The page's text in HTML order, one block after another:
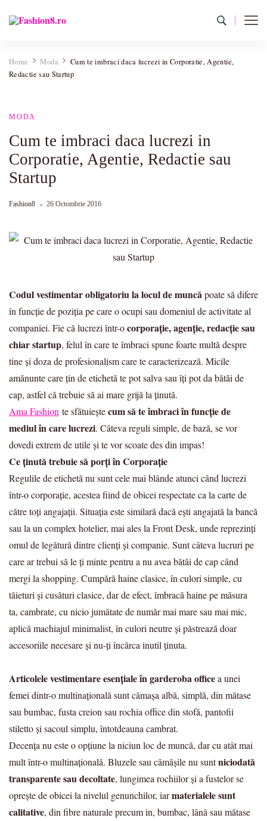
poze cu modele de manichiuri!❤️
Home Moda
Cum te imbraci daca lucrezi in Corporatie, Agentie,
Redactie sau Startup
MODA
Cum te imbraci daca lucrezi in
Corporatie, Agentie, Redactie sau
Startup
Fashion8 26 Octombrie 2016
Codul vestimentar obligatoriu la locul de muncăpoate să difere
în funcție de poziția pe care o ocupi sau domeniul de activitate al
companiei. Fie că lucrezi într-ocorporație, agenție, redacție sau
chiar startup, felul în care te îmbraci spune foarte multă despre
tine și doza de profesionalism care te caracterizează. Micile
amănunte care țin de etichetă te pot salva sau îți pot da bătăi de
cap, astfel că trebuie să ai mare grijă la ținută.
Ama Fashion te sfătuieștecum să te îmbraci în funcție de
mediul în care lucrezi. Câteva reguli simple, de bază, se vor
dovedi extrem de utile și te vor scoate des din impas!
Ce ținută trebuie să porți în Corporație
Regulile de etichetă nu sunt cele mai blânde atunci când lucrezi
într-o corporație, acestea fiind de obicei respectate ca la carte de
către toți angajații. Situația este similară dacă ești angajată la bancă
sau la un complex hotelier, mai ales la Front Desk, unde reprezinți
omul de legătură dintre clienți și companie. Sunt câteva lucruri pe
care ar trebui să le ți minte pentru a nu avea bătăi de cap când
mergi la shopping. Cumpără haine clasice, în culori simple, cu
tăieturi și cusături clasice, dar de efect, îmbracă haine pe măsura
ta, cambrate, cu nicio jumătate de număr mai mare sau mai mic,
aplică machiajul minimalist, în culori neutre și păstrează doar
accesoriile necesare și nu-ți încărca inutil ținuta.
Articolele vestimentare esențiale în garderoba officea unei
femei dintr-o multinațională sunt cămașa albă, simplă, din mătase
sau bumbac, fusta creion sau rochia office din stofă, pantofii
stiletto și sacoul simplu, întotdeauna cambrat.
Decența nu este o opțiune la niciun loc de muncă, dar cu atât mai
mult într-o multinațională. Bluzele sau cămășile nu suntniciodată
transparente sau decoltate, lungimea rochiilor și a fustelor se
oprește de obicei la nivelul genunchilor, iarmaterialele sunt
calitative, din fibre naturale precum in, bumbac, lână sau mătase